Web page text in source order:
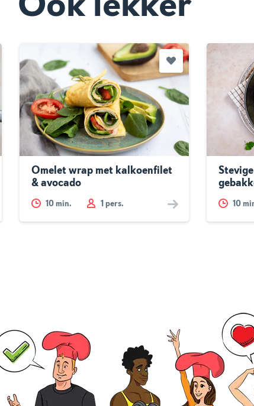
Omelet wrap met kalkoenfilet
& avocado
10min. 1 pers. 10